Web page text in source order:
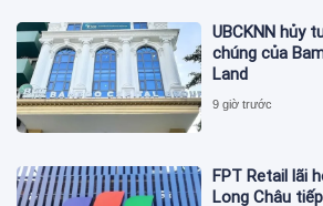
UBCKNN hủy
chúng của
Land
9 giờ trước
FPT Retail lãi
Long Châu